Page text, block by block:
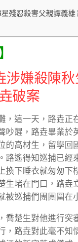
殘忍殺害父親譚義雄
涉嫌殺陳
破案
，這一天，路垚正
吵醒，路垚畢業於
的高材生，留學回
路遙得知巡捕已經
換下睡衣就匆匆下
生堵在門口，路垚
被巡捕們團團圍在
喬楚生對他進行突
，路垚對此毫不知